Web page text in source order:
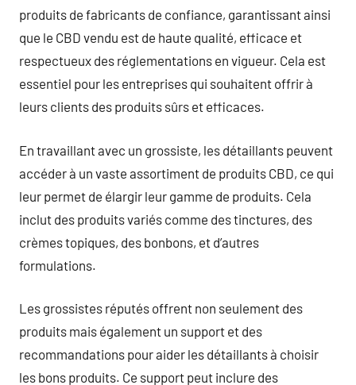
produits de fabricants de confiance, garantissant ainsi
que le CBD vendu est de haute qualité, efficace et
respectueux des réglementations en vigueur. Cela est
essentiel pour les entreprises qui souhaitent offrir à
leurs clients des produits sûrs et efficaces.
En travaillant avec un grossiste, les détaillants peuvent
accéder à un vaste assortiment de produits CBD, ce qui
leur permet de élargir leur gamme de produits. Cela
inclut des produits variés comme des tinctures, des
crèmes topiques, des bonbons, et d’autres
formulations.
Les grossistes réputés offrent non seulement des
produits mais également un support et des
recommandations pour aider les détaillants à choisir
les bons produits. Ce support peut inclure des